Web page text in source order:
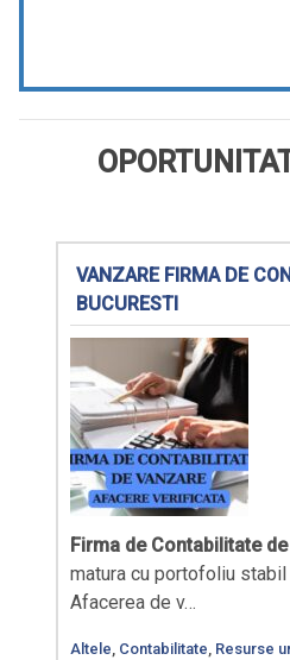
VANZARE FIRMA DE
BUCURESTI
Firma de Contabilitate
matura cu portofoliu
Afacerea de v…
Altele Contabilitate Resurse